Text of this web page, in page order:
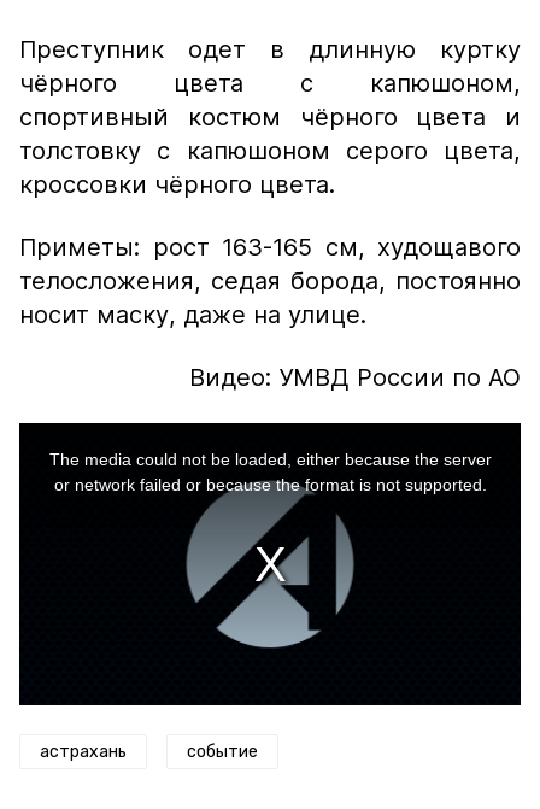
Преступник одет в длинную куртку
чёрного цвета с капюшоном,
спортивный костюм чёрного цвета и
толстовку с капюшоном серого цвета,
кроссовки чёрного цвета.
Приметы: рост 163-165 см, худощавого
телосложения, седая борода, постоянно
носит маску, даже на улице.
Видео: УМВД России по АО
The media could not be loaded, either because the server
or network failed or because the format is not supported.
астрахань событие